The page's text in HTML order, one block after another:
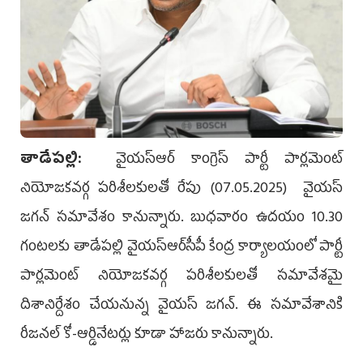
తాడేప‌ల్లి: వైయ‌స్ఆర్ కాంగ్రెస్ పార్టీ పార్లమెంట్‌
నియోజకవర్గ పరిశీలకులతో రేపు (07.05.2025) వైయస్‌
జగన్‌ సమావేశం కానున్నారు. బుధ‌వారం ఉదయం 10.30
గంటలకు తాడేపల్లి వైయ‌స్ఆర్‌సీపీ కేంద్ర కార్యాలయంలో పార్టీ
పార్లమెంట్‌ నియోజకవర్గ పరిశీలకులతో సమావేశమై
దిశానిర్దేశం చేయ‌నున్న వైయ‌స్ జ‌గ‌న్‌. ఈ సమావేశానికి
రీజనల్ కో-ఆర్డినేటర్లు కూడా హాజరు కానున్నారు.